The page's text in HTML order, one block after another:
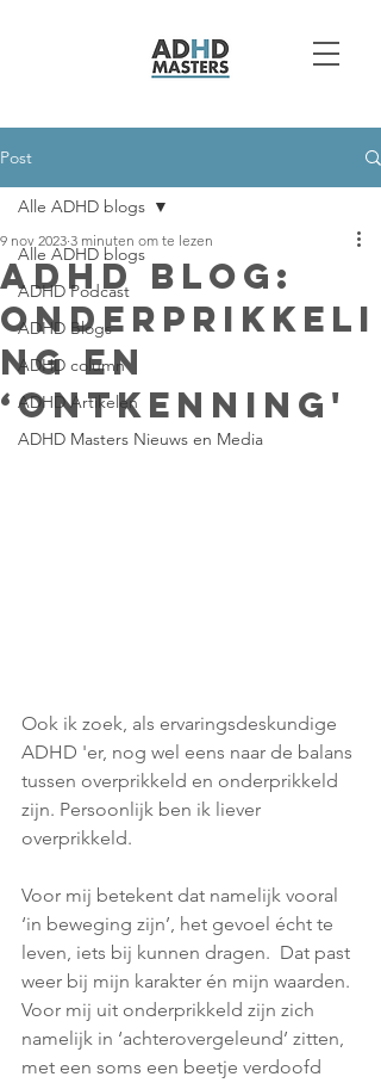
Post
Alle ADHD blogs
ADHD Podcast
ADHD Blogs
ADHD column
ADHD Artikelen
ADHD Masters Nieuws en Media
Alle ADHD blogs
ADHD Blog:
Onderprikkeli
ng en
‘ontkenning'
9 nov 2023 3 minuten om te lezen
Ook ik zoek, als ervaringsdeskundige
ADHD 'er, nog wel eens naar de balans
tussen overprikkeld en onderprikkeld
zijn. Persoonlijk ben ik liever
overprikkeld.
Voor mij betekent dat namelijk vooral
‘in beweging zijn’, het gevoel écht te
leven, iets bij kunnen dragen.  Dat past
weer bij mijn karakter én mijn waarden.
Voor mij uit onderprikkeld zijn zich
namelijk in ‘achterovergeleund’ zitten,
met een soms een beetje verdoofd